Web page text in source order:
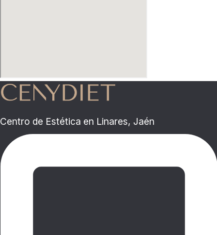
Centro de Estética en Linares, Jaén